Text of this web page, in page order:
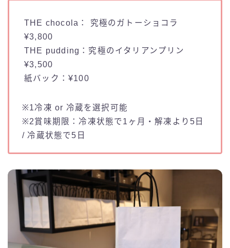
THE chocola： 究極のガトーショコラ
¥3,800
THE pudding：究極のイタリアンプリン
¥3,500
紙バック：¥100
※1冷凍 or 冷蔵を選択可能
※2賞味期限：冷凍状態で1ヶ月・解凍より5日
/ 冷蔵状態で5日